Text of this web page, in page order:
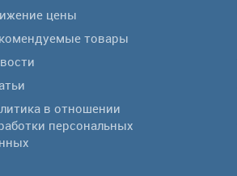
цены
товары
в отношении
персональных